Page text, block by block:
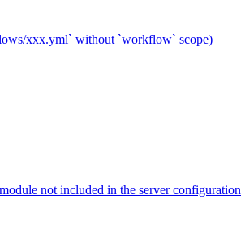
xxx.yml` without `workflow` scope)
not included in the server configuration